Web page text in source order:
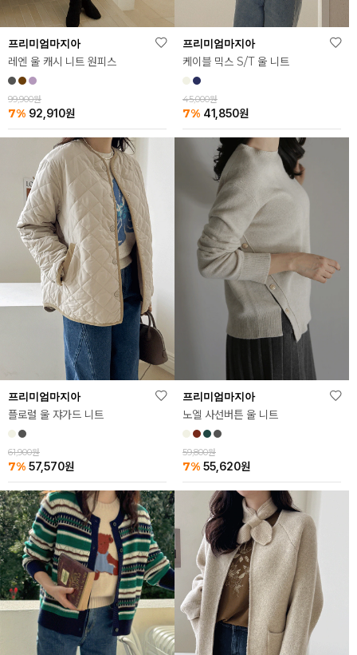
프리미엄마지아
레엔 울 캐시 니트 원피스
99,900원
7% 92,910원
프리미엄마지아
케이블 믹스 S/T 울 니트
45,000원
7% 41,850원
프리미엄마지아
플로럴 울 쟈가드 니트
61,900원
7% 57,570원
프리미엄마지아
노엘 사선버튼 울 니트
59,800원
7% 55,620원